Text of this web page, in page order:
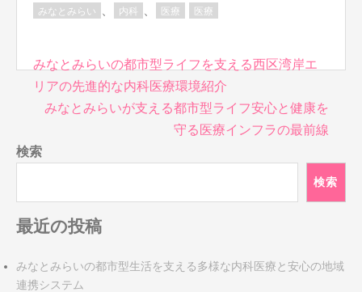
みなとみらい 内科 医療 医療
投
稿
ナ
ゲ
ー
ョ
ン
みなとみらいの都市型ライフを支える西区湾岸エ
リアの先進的な内科医療環境紹介
みなとみらいが支える都市型ライフ安心と健康を
守る医療インフラの最前線
検索
検索
最近の投稿
みなとみらいの都市型生活を支える多様な内科医療と安心の地域
連携システム